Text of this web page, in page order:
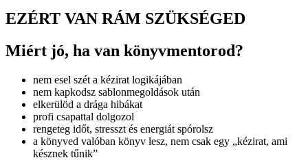
EZÉRT VAN RÁM SZÜKSÉGED
Miért jó, ha van könyvmentorod?
nem esel szét a kézirat logikájában
nem kapkodsz sablonmegoldások után
elkerülöd a drága hibákat
profi csapattal dolgozol
rengeteg időt, stresszt és energiát spórolsz
a könyved valóban könyv lesz, nem csak egy „kézirat, ami
késznek tűnik”